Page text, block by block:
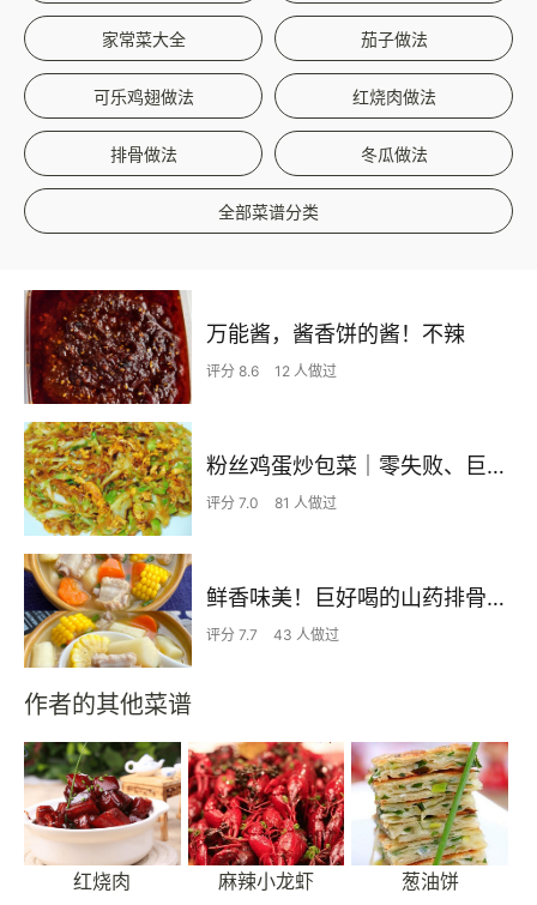
家常菜大全 茄子做法
可乐鸡翅做法 红烧肉做法
排骨做法 冬瓜做法
全部菜谱分类
万能酱，酱香饼的酱！不辣
评分 8.6 12 人做过
粉丝鸡蛋炒包菜｜零失败、巨下饭
评分 7.0 81 人做过
鲜香味美！巨好喝的山药排骨汤！！
评分 7.7 43 人做过
作者的其他菜谱
红烧肉 麻辣小龙虾 葱油饼